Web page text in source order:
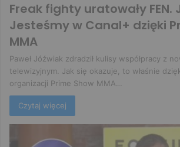
Freak fighty uratowały FEN.
Jesteśmy w Canal+ dzięki
MMA
Paweł Jóźwiak zdradził kulisy współpracy z
telewizyjnym. Jak się okazuje, to właśnie
organizacji Prime Show MMA…
Czytaj więcej